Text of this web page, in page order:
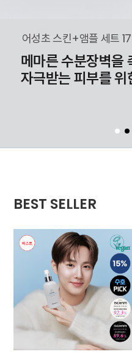
어성초 스킨+앰플 세트
메마른 수분장벽을
자극받는 피부를
BEST SELLER